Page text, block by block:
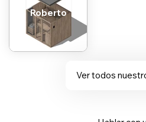
Roberto
Ver todos